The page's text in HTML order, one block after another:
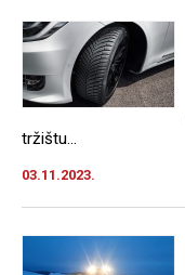
tržištu...
03.11.2023.